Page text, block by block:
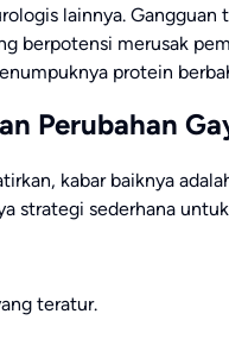
lainnya.
berpotensi merusak
protein
Perubahan
kabar baiknya
strategi sederhana
teratur.